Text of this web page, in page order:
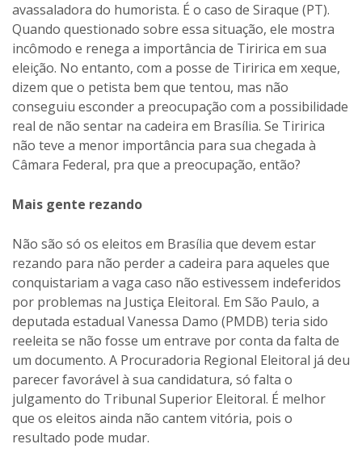
avassaladora do humorista. É o caso de Siraque (PT).
Quando questionado sobre essa situação, ele mostra
incômodo e renega a importância de Tiririca em sua
eleição. No entanto, com a posse de Tiririca em xeque,
dizem que o petista bem que tentou, mas não
conseguiu esconder a preocupação com a possibilidade
real de não sentar na cadeira em Brasília. Se Tiririca
não teve a menor importância para sua chegada à
Câmara Federal, pra que a preocupação, então?
Mais gente rezando
Não são só os eleitos em Brasília que devem estar
rezando para não perder a cadeira para aqueles que
conquistariam a vaga caso não estivessem indeferidos
por problemas na Justiça Eleitoral. Em São Paulo, a
deputada estadual Vanessa Damo (PMDB) teria sido
reeleita se não fosse um entrave por conta da falta de
um documento. A Procuradoria Regional Eleitoral já deu
parecer favorável à sua candidatura, só falta o
julgamento do Tribunal Superior Eleitoral. É melhor
que os eleitos ainda não cantem vitória, pois o
resultado pode mudar.